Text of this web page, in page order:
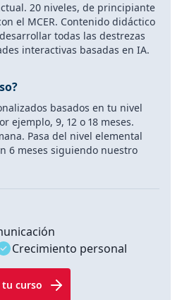
20 niveles, de principiante
el MCER. Contenido didáctico
todas las destrezas
interactivas basadas en IA.
basados en tu nivel
ejemplo, 9, 12 o 18 meses.
Pasa del nivel elemental
6 meses siguiendo nuestro
Crecimiento personal
curso